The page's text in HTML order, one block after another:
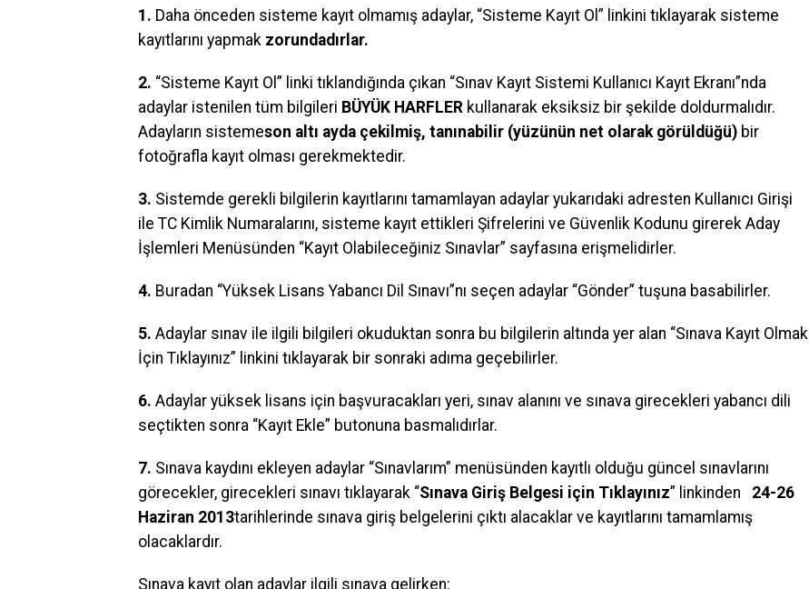
1. Daha önceden sisteme kayıt olmamış adaylar, “Sisteme Kayıt Ol” linkini tıklayarak sisteme
kayıtlarını yapmak zorundadırlar.
2. “Sisteme Kayıt Ol” linki tıklandığında çıkan “Sınav Kayıt Sistemi Kullanıcı Kayıt Ekranı”nda
adaylar istenilen tüm bilgileri BÜYÜK HARFLER kullanarak eksiksiz bir şekilde doldurmalıdır.
Adayların sistemeson altı ayda çekilmiş, tanınabilir (yüzünün net olarak görüldüğü) bir
fotoğrafla kayıt olması gerekmektedir.
3. Sistemde gerekli bilgilerin kayıtlarını tamamlayan adaylar yukarıdaki adresten Kullanıcı Girişi
ile TC Kimlik Numaralarını, sisteme kayıt ettikleri Şifrelerini ve Güvenlik Kodunu girerek Aday
İşlemleri Menüsünden “Kayıt Olabileceğiniz Sınavlar” sayfasına erişmelidirler.
4. Buradan “Yüksek Lisans Yabancı Dil Sınavı”nı seçen adaylar “Gönder” tuşuna basabilirler.
5. Adaylar sınav ile ilgili bilgileri okuduktan sonra bu bilgilerin altında yer alan “Sınava Kayıt Olmak
İçin Tıklayınız” linkini tıklayarak bir sonraki adıma geçebilirler.
6. Adaylar yüksek lisans için başvuracakları yeri, sınav alanını ve sınava girecekleri yabancı dili
seçtikten sonra “Kayıt Ekle” butonuna basmalıdırlar.
7. Sınava kaydını ekleyen adaylar “Sınavlarım” menüsünden kayıtlı olduğu güncel sınavlarını
görecekler, girecekleri sınavı tıklayarak “Sınava Giriş Belgesi için Tıklayınız” linkinden 24-26
Haziran 2013tarihlerinde sınava giriş belgelerini çıktı alacaklar ve kayıtlarını tamamlamış
olacaklardır.
Sınava kayıt olan adaylar ilgili sınava gelirken: